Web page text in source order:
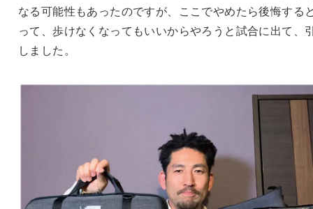
なる可能性もあったのですが、ここでやめたら後悔する
って、歩けなくなってもいいからやろうと試合に出て、
しました。